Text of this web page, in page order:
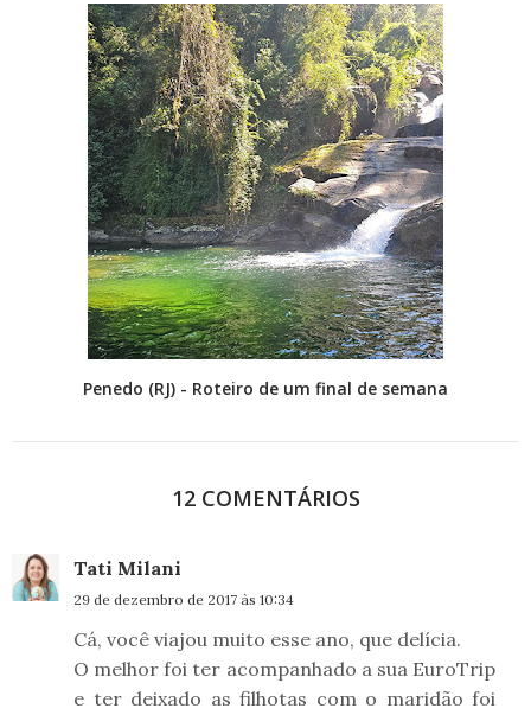
Penedo (RJ) - Roteiro de um final de semana
12 COMENTÁRIOS
Tati Milani
29 de dezembro de 2017 às 10:34
Cá, você viajou muito esse ano, que delícia.
O melhor foi ter acompanhado a sua EuroTrip
e ter deixado as filhotas com o maridão foi